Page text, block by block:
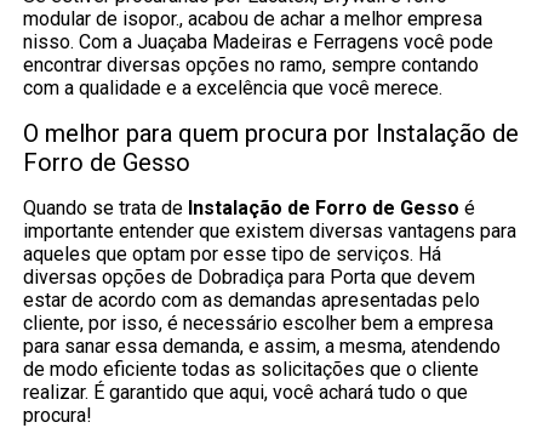
modular de isopor., acabou de achar a melhor empresa
nisso. Com a Juaçaba Madeiras e Ferragens você pode
encontrar diversas opções no ramo, sempre contando
com a qualidade e a excelência que você merece.
O melhor para quem procura por Instalação de
Forro de Gesso
Quando se trata de Instalação de Forro de Gesso é
importante entender que existem diversas vantagens para
aqueles que optam por esse tipo de serviços. Há
diversas opções de Dobradiça para Porta que devem
estar de acordo com as demandas apresentadas pelo
cliente, por isso, é necessário escolher bem a empresa
para sanar essa demanda, e assim, a mesma, atendendo
de modo eficiente todas as solicitações que o cliente
realizar. É garantido que aqui, você achará tudo o que
procura!